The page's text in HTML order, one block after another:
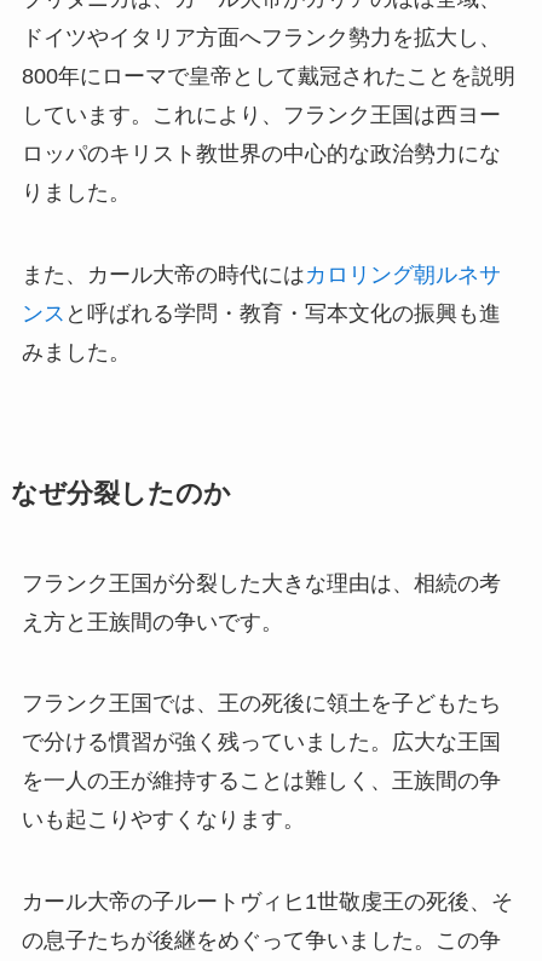
ドイツやイタリア方面へフランク勢力を拡大し、
800年にローマで皇帝として戴冠されたことを説明
しています。これにより、フランク王国は西ヨー
ロッパのキリスト教世界の中心的な政治勢力にな
りました。
また、カール大帝の時代にはカロリング朝ルネサ
ンス と呼ばれる学問・教育・写本文化の振興も進
みました。
なぜ分裂したのか
フランク王国が分裂した大きな理由は、相続の考
え方と王族間の争いです。
フランク王国では、王の死後に領土を子どもたち
で分ける慣習が強く残っていました。広大な王国
を一人の王が維持することは難しく、王族間の争
いも起こりやすくなります。
カール大帝の子ルートヴィヒ1世敬虔王の死後、そ
の息子たちが後継をめぐって争いました。この争